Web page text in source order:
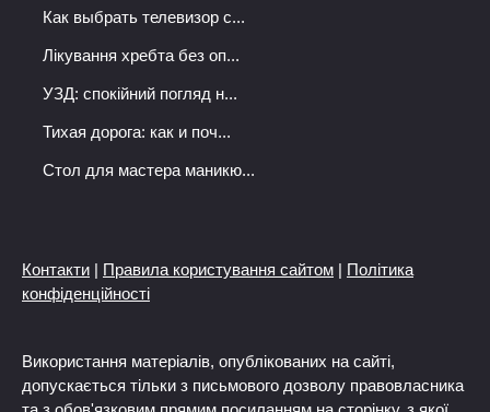
Как выбрать телевизор с...
Лікування хребта без оп...
УЗД: спокійний погляд н...
Тихая дорога: как и поч...
Стол для мастера маникю...
Контакти | Правила користування сайтом | Політика
конфіденційності
Використання матеріалів, опублікованих на сайті,
допускається тільки з письмового дозволу правовласника